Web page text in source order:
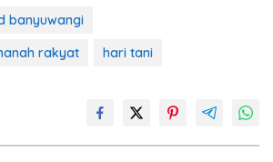
banyuwangi
rakyat
hari tani